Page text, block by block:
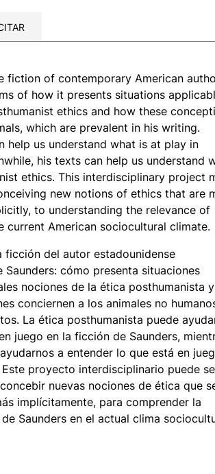
fiction of contemporary American
of how it presents situations
ethics and how these
which are prevalent in his writing.
help us understand what is at play in
his texts can help us understand
ethics. This interdisciplinary project
new notions of ethics that are
to understanding the relevance of
current American sociocultural climate.
ficción del autor estadounidense
cómo presenta situaciones
nociones de la ética posthumanista y
conciernen a los animales no
La ética posthumanista puede
juego en la ficción de Saunders,
a entender lo que está en
proyecto interdisciplinario puede
nuevas nociones de ética que
implícitamente, para comprender la
Saunders en el actual clima